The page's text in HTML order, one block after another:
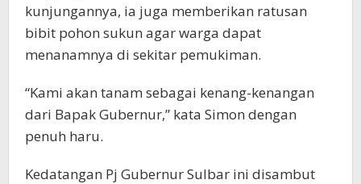
kunjungannya, ia juga memberikan ratusan
bibit pohon sukun agar warga dapat
menanamnya di sekitar pemukiman.
“Kami akan tanam sebagai kenang-kenangan
dari Bapak Gubernur,” kata Simon dengan
penuh haru.
Kedatangan Pj Gubernur Sulbar ini disambut